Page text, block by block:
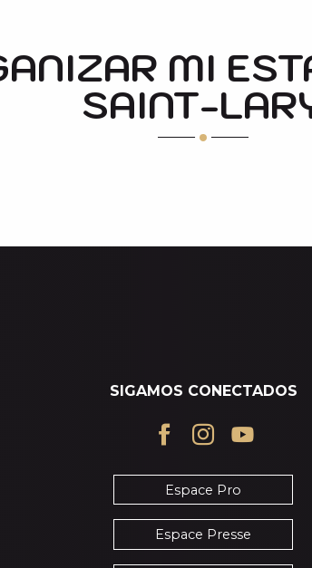
DE SKI
MI
SAINT-
SIGAMOS CONECTADOS
Espace Pro
Espace Presse